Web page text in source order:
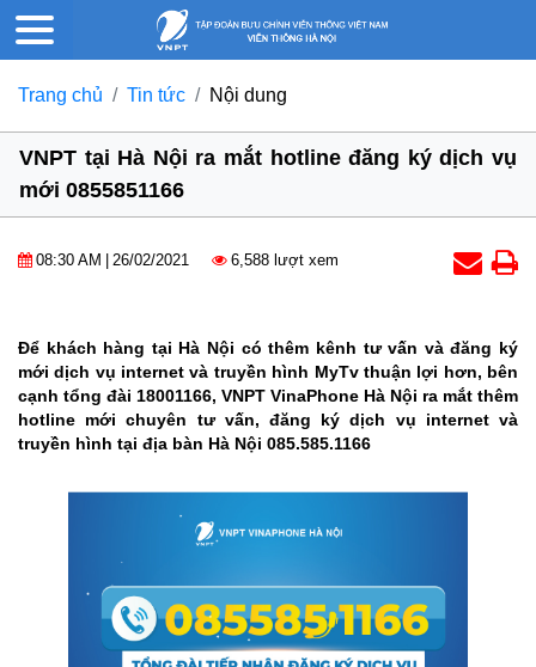
Trang chủ Tin tức Nội dung
VNPT tại Hà Nội ra mắt hotline đăng ký dịch vụ
mới 0855851166
08:30 AM 26/02/2021 6,588 lượt xem
Để khách hàng tại Hà Nội có thêm kênh tư vấn và đăng ký
mới dịch vụ internet và truyền hình MyTv thuận lợi hơn, bên
cạnh tổng đài 18001166, VNPT VinaPhone Hà Nội ra mắt thêm
hotline mới chuyên tư vấn, đăng ký dịch vụ internet và
truyền hình tại địa bàn Hà Nội 085.585.1166